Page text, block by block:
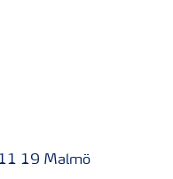
19 Malmö